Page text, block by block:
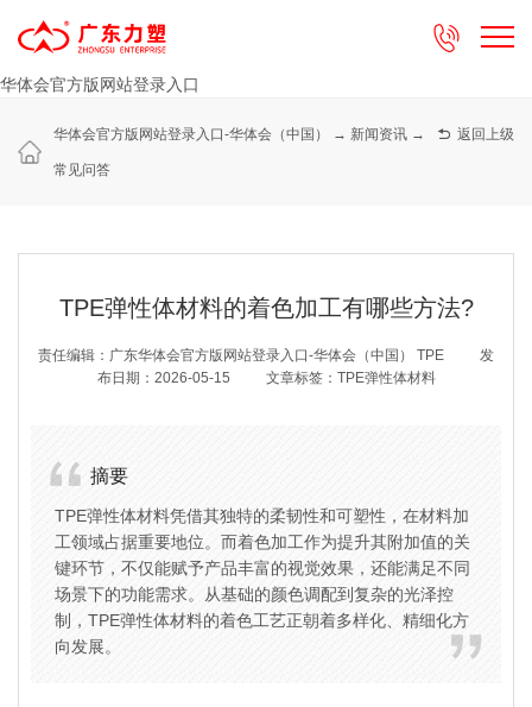
华体会官方版网站登录入口

 返回上级
华体会官方版网站登录入口-华体会（中国） → 新闻资讯 →
常见问答
TPE弹性体材料的着色加工有哪些方法?
责任编辑：广东华体会官方版网站登录入口-华体会（中国） TPE
发
布日期：2026-05-15
文章标签：TPE弹性体材料
摘要
TPE弹性体材料凭借其独特的柔韧性和可塑性，在材料加
工领域占据重要地位。而着色加工作为提升其附加值的关
键环节，不仅能赋予产品丰富的视觉效果，还能满足不同
场景下的功能需求。从基础的颜色调配到复杂的光泽控
制，TPE弹性体材料的着色工艺正朝着多样化、精细化方
向发展。